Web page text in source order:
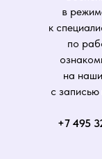
в
к
по
на
с записью
+7 495